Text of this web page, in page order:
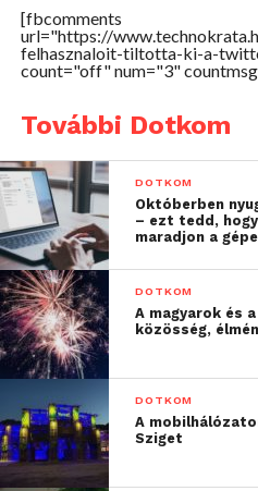
[fbcomments
url="https://
felhasznaloit-tiltotta-ki-a-
count="off" num="3"
További Dotkom
DOTKOM
Októberben
– ezt tedd,
maradjon a
DOTKOM
A magyarok és
közösség,
DOTKOM
A
Sziget